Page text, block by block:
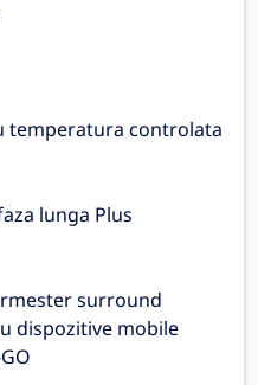
temperatura controlata
lunga Plus
surround
dispozitive mobile